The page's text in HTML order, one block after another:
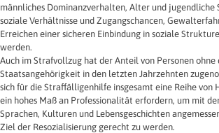
männliches Dominanzverhalten, Alter und jugendliche
soziale Verhältnisse und Zugangschancen,
Erreichen einer sicheren Einbindung in soziale
werden.
Auch im Strafvollzug hat der Anteil von Personen ohne
Staatsangehörigkeit in den letzten Jahrzehnten
sich für die Straffälligenhilfe insgesamt eine Reihe von
ein hohes Maß an Professionalität erfordern, um mit
Sprachen, Kulturen und Lebensgeschichten
Ziel der Resozialisierung gerecht zu werden.